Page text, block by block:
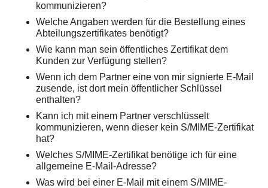
kommunizieren?
Welche Angaben werden für die Bestellung eines
Abteilungszertifikates benötigt?
Wie kann man sein öffentliches Zertifikat dem
Kunden zur Verfügung stellen?
Wenn ich dem Partner eine von mir signierte E-Mail
zusende, ist dort mein öffentlicher Schlüssel
enthalten?
Kann ich mit einem Partner verschlüsselt
kommunizieren, wenn dieser kein S/MIME-Zertifikat
hat?
Welches S/MIME-Zertifikat benötige ich für eine
allgemeine E-Mail-Adresse?
Was wird bei einer E-Mail mit einem S/MIME-